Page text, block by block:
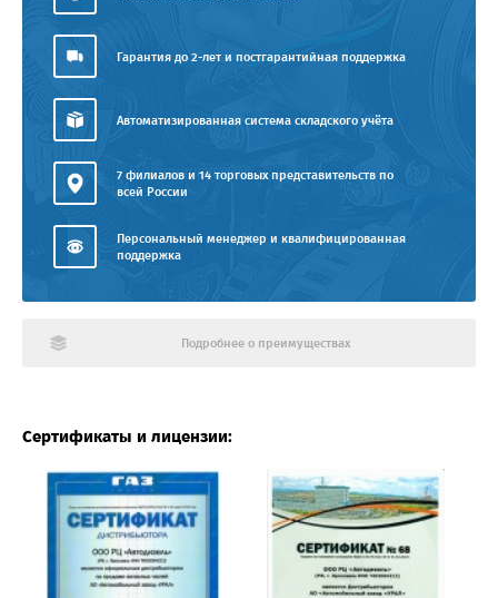
Гарантия до 2-лет и постгарантийная поддержка
Автоматизированная система складского учёта
7 филиалов и 14 торговых представительств по
всей России
Персональный менеджер и квалифицированная
поддержка
Подробнее о преимуществах
Сертификаты и лицензии: